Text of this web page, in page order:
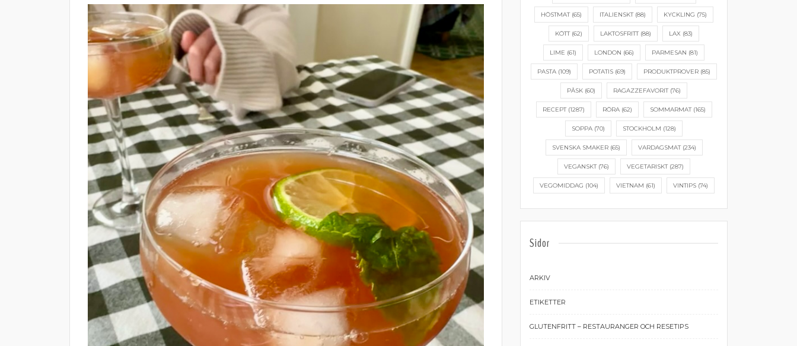
HÖSTMAT(65) ITALIENSKT(88) KYCKLING (75)
KÖTT(62) LAKTOSFRITT(88) LAX (83)
LIME (61) LONDON (66) PARMESAN (81)
PASTA (109) POTATIS (69) PRODUKTPROVER (85)
PÅSK (60) RAGAZZEFAVORIT(76)
RECEPT(1287) RÖRA(62) SOMMARMAT(165)
SOPPA (70) STOCKHOLM (128)
SVENSKA SMAKER(65) VARDAGSMAT(234)
VEGANSKT(76) VEGETARISKT(287)
VEGOMIDDAG (104) VIETNAM (61) VINTIPS (74)
Sidor
ARKIV
ETIKETTER
GLUTENFRITT – RESTAURANGER OCH RESETIPS